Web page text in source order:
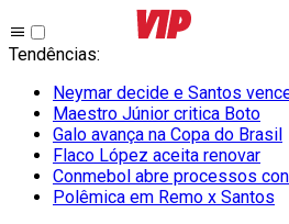
Tendências:
Neymar decide e Santos
Maestro Júnior critica Boto
Galo avança na Copa do Brasil
Flaco López aceita renovar
Conmebol abre processos
Polêmica em Remo x Santos